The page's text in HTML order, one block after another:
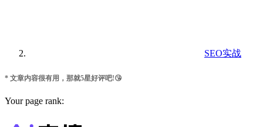
SEO实战
* 文章内容很有用，那就5星好评吧!😘
Your page rank: